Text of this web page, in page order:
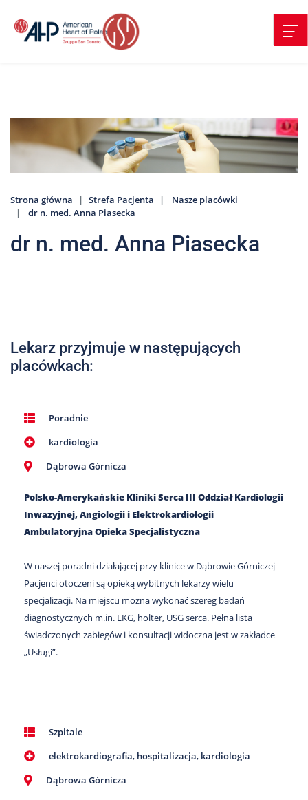
treści
Strefa
Pacjenta
O
nas
Marki
AHP
Galeria
302
Strona główna Strefa Pacjenta
Nasze placówki
dr n. med. Anna Piasecka
dr n. med. Anna Piasecka
Lekarz przyjmuje w następujących
placówkach:
Poradnie
kardiologia
Dąbrowa Górnicza
Polsko-Amerykańskie Kliniki Serca III Oddział Kardiologii
Inwazyjnej, Angiologii i Elektrokardiologii
Ambulatoryjna Opieka Specjalistyczna
W naszej poradni działającej przy klinice w Dąbrowie Górniczej
Pacjenci otoczeni są opieką wybitnych lekarzy wielu
specjalizacji. Na miejscu można wykonać szereg badań
diagnostycznych m.in. EKG, holter, USG serca. Pełna lista
świadczonych zabiegów i konsultacji widoczna jest w zakładce
„Usługi”.
Szpitale
elektrokardiografia, hospitalizacja, kardiologia
Dąbrowa Górnicza